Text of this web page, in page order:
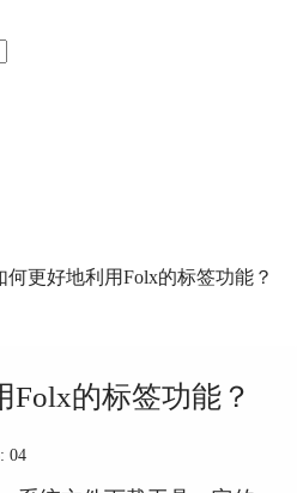
何更好地利用Folx的标签功能？
Folx的标签功能？
04